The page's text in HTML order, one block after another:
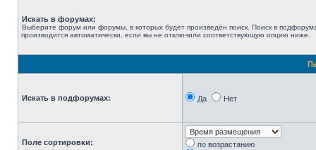
Искать в форумах:
Выберите форум или форумы, в которых будет произведён поиск. Поиск в
производится автоматически, если вы не отключили соответствующую опцию ниже.
Искать в подфорумах: Да Нет
Поле сортировки:
по возрастанию